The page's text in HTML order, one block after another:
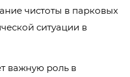
чистоты в парковых
ситуации в
важную роль в